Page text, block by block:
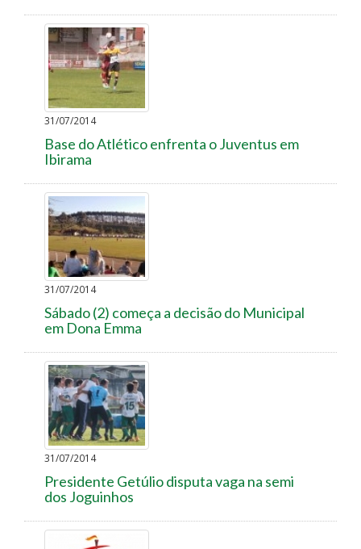
31/07/2014
Base do Atlético enfrenta o Juventus em
Ibirama
31/07/2014
Sábado (2) começa a decisão do Municipal
em Dona Emma
31/07/2014
Presidente Getúlio disputa vaga na semi
dos Joguinhos